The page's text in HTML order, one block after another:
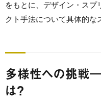
をもとに、デザイン・スプ
クト手法について具体的な
多様性への挑戦
は？